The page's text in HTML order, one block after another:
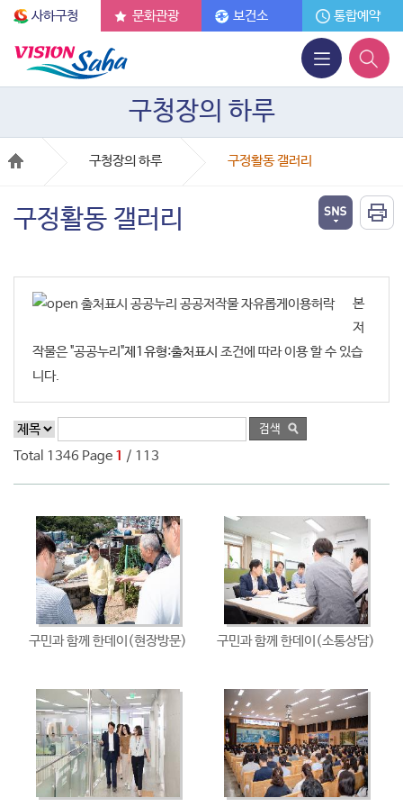
사하구청 문화관광 보건소 통합예약
구청장의 하루
구청장의 하루 구정활동 갤러리
구정활동 갤러리
본
저
작물은 "공공누리"제1유형:출처표시 조건에 따라 이용 할 수 있습
니다.
Total 1346 Page 1 / 113
구민과 함께 한데이(현장방문) 구민과 함께 한데이(소통상담)